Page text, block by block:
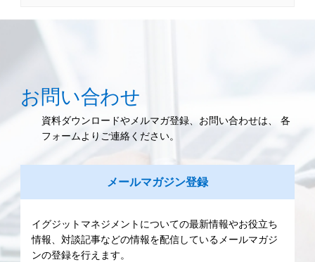
お問い合わせ
資料ダウンロードやメルマガ登録、お問い合わせは、 各
フォームよりご連絡ください。
メールマガジン登録
イグジットマネジメントについての最新情報やお役立ち
情報、対談記事などの情報を配信しているメールマガジ
ンの登録を行えます。